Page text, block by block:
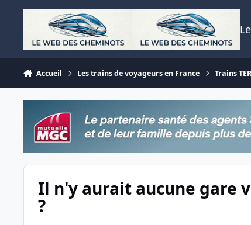
Aller au contenu
Accueil Les trains de voyageurs en France Trains TER
Il n'y aurait aucune gare
?